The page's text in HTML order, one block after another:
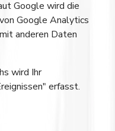
Google wird die
Google Analytics
anderen Daten
wird Ihr
erfasst.